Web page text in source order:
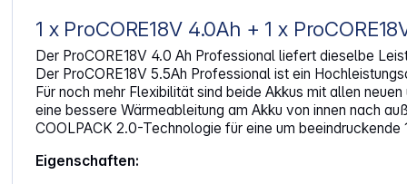
Artikelinformationen "Bosch ProCORE Akku-Kit 18V 4,0
1 x ProCORE18V 4.0Ah + 1 x
Der ProCORE18V 4.0 Ah Professional liefert dieselbe
Der ProCORE18V 5.5Ah Professional ist ein
Für noch mehr Flexibilität sind beide Akkus mit allen
eine bessere Wärmeableitung am Akku von innen nach
COOLPACK 2.0-Technologie für eine um
Eigenschaften: